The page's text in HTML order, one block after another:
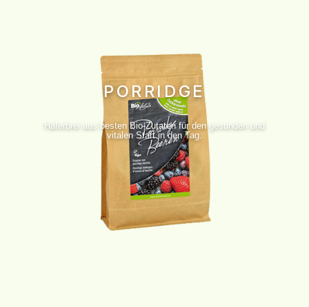
PORRIDGE
Haferbrei aus besten Bio-Zutaten für den gesunden und
vitalen Start in den Tag.